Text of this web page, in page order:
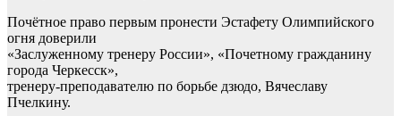
Почётное право первым пронести Эстафету Олимпийского
огня доверили
«Заслуженному тренеру России», «Почетному гражданину
города Черкесск»,
тренеру-преподавателю по борьбе дзюдо, Вячеславу
Пчелкину.